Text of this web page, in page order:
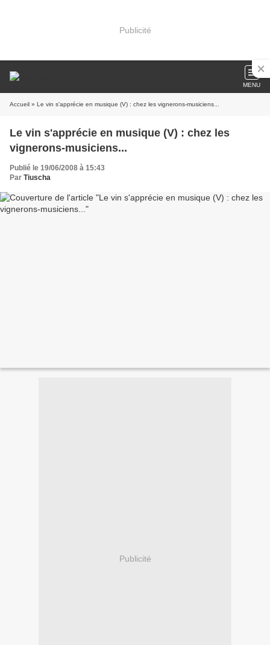
Publicité
MENU
Accueil » Le vin s'apprécie en musique (V) : chez les vignerons-musiciens...
Le vin s'apprécie en musique (V) : chez les
vignerons-musiciens...
Publié le 19/06/2008 à 15:43
Par Tiuscha
Publicité